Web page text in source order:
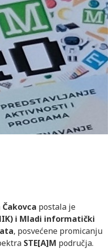
postala je
i Mladi informatički
, posvećene promicanju
STE[A]M područja.